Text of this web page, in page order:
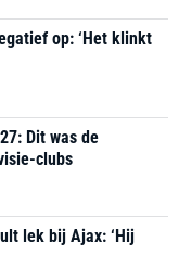
op: ‘Het klinkt
Dit was de
clubs
lek bij Ajax: ‘Hij